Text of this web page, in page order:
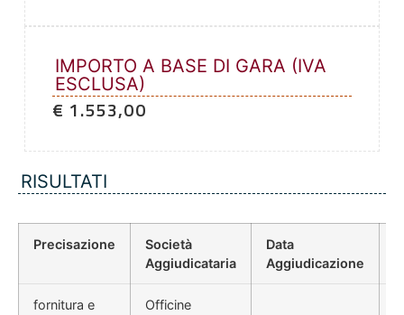
IMPORTO A BASE DI GARA (IVA
ESCLUSA)
€ 1.553,00
RISULTATI
Precisazione
Società
Aggiudicataria
Data
Aggiudicazione
fornitura e
Officine